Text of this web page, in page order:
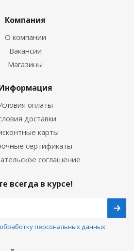
Компания
О компании
Вакансии
Магазины
оплаты
доставки
карты
сертификаты
соглашение
всегда в курсе!
обработку персональных данных